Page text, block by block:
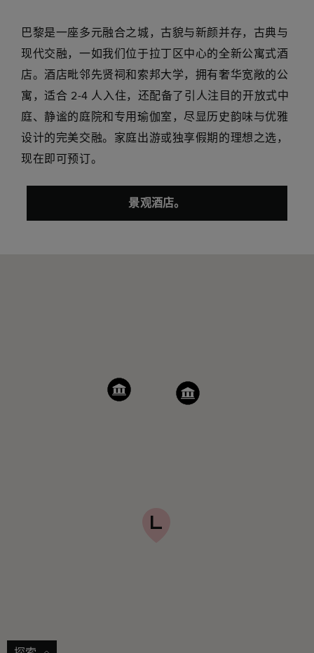
巴黎是一座多元融合之城，古貌与新颜并存，古典与
现代交融，一如我们位于拉丁区中心的全新公寓式酒
店。酒店毗邻先贤祠和索邦大学，拥有奢华宽敞的公
寓，适合 2-4 人入住，还配备了引人注目的开放式中
庭、静谧的庭院和专用瑜伽室，尽显历史韵味与优雅
设计的完美交融。家庭出游或独享假期的理想之选，
现在即可预订。
景观酒店。